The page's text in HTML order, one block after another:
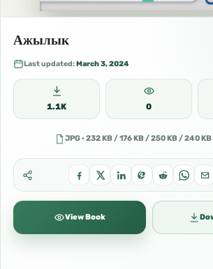
Ажылык
Last updated:March 3, 2024
1.1K 0
JPG · 232 KB / 176 KB / 250 KB / 240 KB
View Book